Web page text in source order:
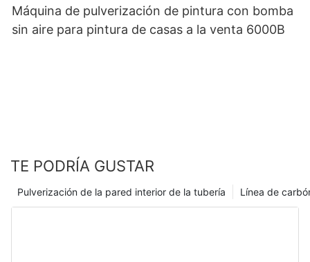
Máquina de pulverización de pintura con bomba
sin aire para pintura de casas a la venta 6000B
TE PODRÍA GUSTAR
Línea de
Pulverización de la pared interior de la tubería